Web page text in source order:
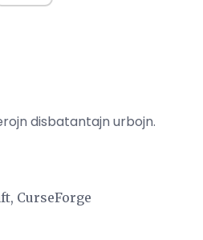
disbatantajn urbojn.
CurseForge